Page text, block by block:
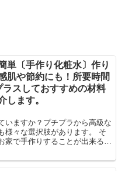
単〔手作り化粧水〕作り
肌や節約にも！所要時間
ラスしておすすめの材料
します。
いますか？プチプラから高級な
々な選択肢があります。 そ
家で手作りすることが出来るの